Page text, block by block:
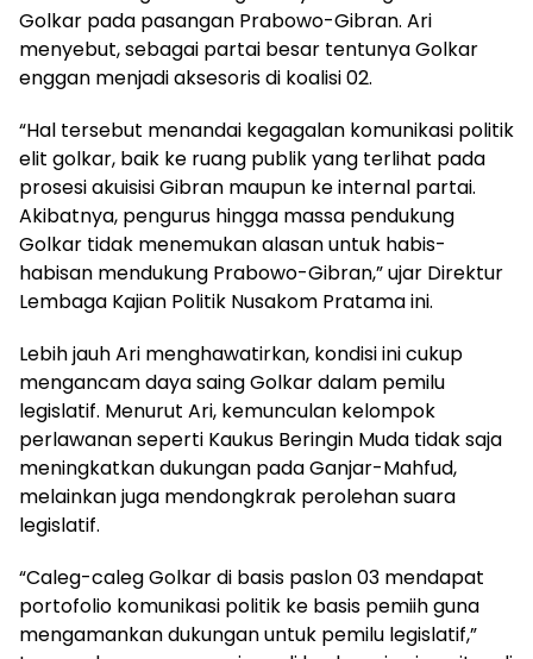
Golkar pada pasangan Prabowo-Gibran. Ari
menyebut, sebagai partai besar tentunya Golkar
enggan menjadi aksesoris di koalisi 02.
“Hal tersebut menandai kegagalan komunikasi politik
elit golkar, baik ke ruang publik yang terlihat pada
prosesi akuisisi Gibran maupun ke internal partai.
Akibatnya, pengurus hingga massa pendukung
Golkar tidak menemukan alasan untuk habis-
habisan mendukung Prabowo-Gibran,” ujar Direktur
Lembaga Kajian Politik Nusakom Pratama ini.
Lebih jauh Ari menghawatirkan, kondisi ini cukup
mengancam daya saing Golkar dalam pemilu
legislatif. Menurut Ari, kemunculan kelompok
perlawanan seperti Kaukus Beringin Muda tidak saja
meningkatkan dukungan pada Ganjar-Mahfud,
melainkan juga mendongkrak perolehan suara
legislatif.
“Caleg-caleg Golkar di basis paslon 03 mendapat
portofolio komunikasi politik ke basis pemiih guna
mengamankan dukungan untuk pemilu legislatif,”